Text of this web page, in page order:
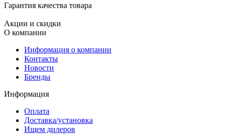
Гарантия качества товара
Акции и скидки
О компании
Информация о компании
Контакты
Новости
Бренды
Информация
Оплата
Доставка/установка
Ищем дилеров